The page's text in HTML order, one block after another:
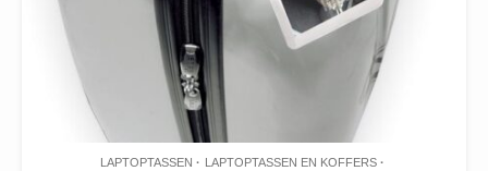
LAPTOPTASSEN
LAPTOPTASSEN EN KOFFERS